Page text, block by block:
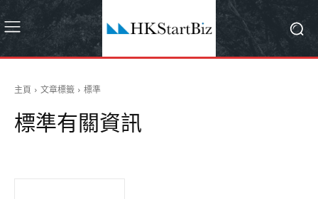
主頁 文章標籤 標準
標準有關資訊